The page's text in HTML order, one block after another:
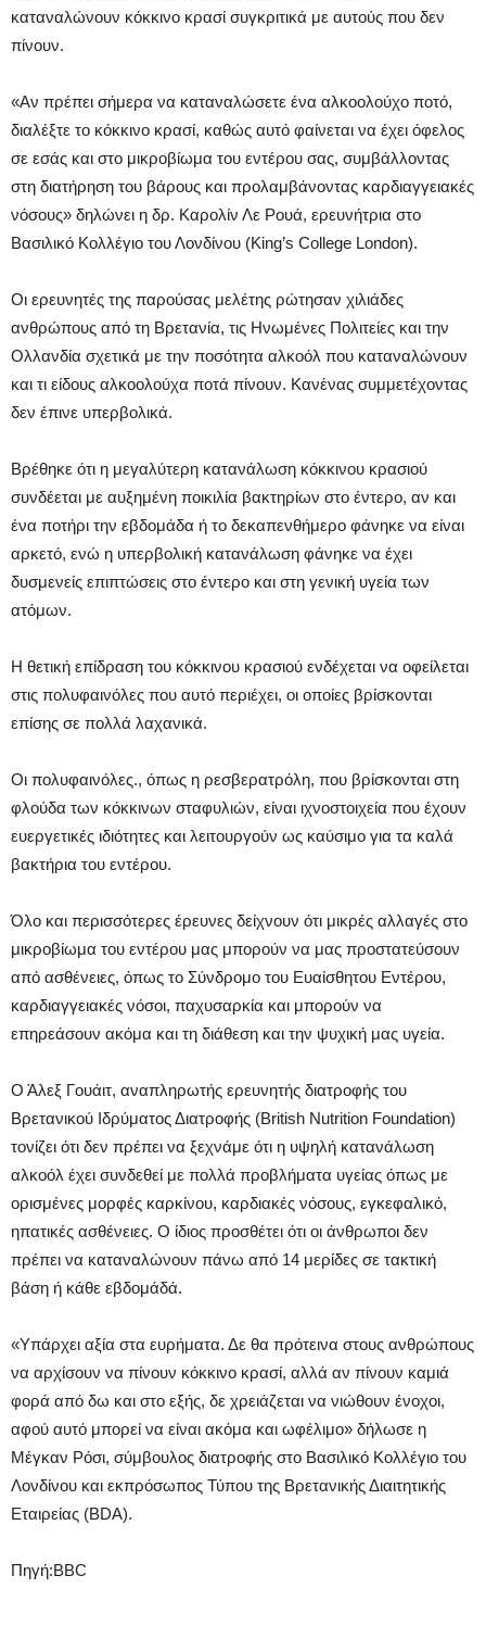
καταναλώνουν κόκκινο κρασί συγκριτικά με αυτούς που δεν
πίνουν.
«Αν πρέπει σήμερα να καταναλώσετε ένα αλκοολούχο ποτό,
διαλέξτε το κόκκινο κρασί, καθώς αυτό φαίνεται να έχει όφελος
σε εσάς και στο μικροβίωμα του εντέρου σας, συμβάλλοντας
στη διατήρηση του βάρους και προλαμβάνοντας καρδιαγγειακές
νόσους» δηλώνει η δρ. Καρολίν Λε Ρουά, ερευνήτρια στο
Βασιλικό Κολλέγιο του Λονδίνου (King’s College London).
Οι ερευνητές της παρούσας μελέτης ρώτησαν χιλιάδες
ανθρώπους από τη Βρετανία, τις Ηνωμένες Πολιτείες και την
Ολλανδία σχετικά με την ποσότητα αλκοόλ που καταναλώνουν
και τι είδους αλκοολούχα ποτά πίνουν. Κανένας συμμετέχοντας
δεν έπινε υπερβολικά.
Βρέθηκε ότι η μεγαλύτερη κατανάλωση κόκκινου κρασιού
συνδέεται με αυξημένη ποικιλία βακτηρίων στο έντερο, αν και
ένα ποτήρι την εβδομάδα ή το δεκαπενθήμερο φάνηκε να είναι
αρκετό, ενώ η υπερβολική κατανάλωση φάνηκε να έχει
δυσμενείς επιπτώσεις στο έντερο και στη γενική υγεία των
ατόμων.
Η θετική επίδραση του κόκκινου κρασιού ενδέχεται να οφείλεται
στις πολυφαινόλες που αυτό περιέχει, οι οποίες βρίσκονται
επίσης σε πολλά λαχανικά.
Οι πολυφαινόλες., όπως η ρεσβερατρόλη, που βρίσκονται στη
φλούδα των κόκκινων σταφυλιών, είναι ιχνοστοιχεία που έχουν
ευεργετικές ιδιότητες και λειτουργούν ως καύσιμο για τα καλά
βακτήρια του εντέρου.
Όλο και περισσότερες έρευνες δείχνουν ότι μικρές αλλαγές στο
μικροβίωμα του εντέρου μας μπορούν να μας προστατεύσουν
από ασθένειες, όπως το Σύνδρομο του Ευαίσθητου Εντέρου,
καρδιαγγειακές νόσοι, παχυσαρκία και μπορούν να
επηρεάσουν ακόμα και τη διάθεση και την ψυχική μας υγεία.
Ο Άλεξ Γουάιτ, αναπληρωτής ερευνητής διατροφής του
Βρετανικού Ιδρύματος Διατροφής (British Nutrition Foundation)
τονίζει ότι δεν πρέπει να ξεχνάμε ότι η υψηλή κατανάλωση
αλκοόλ έχει συνδεθεί με πολλά προβλήματα υγείας όπως με
ορισμένες μορφές καρκίνου, καρδιακές νόσους, εγκεφαλικό,
ηπατικές ασθένειες. Ο ίδιος προσθέτει ότι οι άνθρωποι δεν
πρέπει να καταναλώνουν πάνω από 14 μερίδες σε τακτική
βάση ή κάθε εβδομάδά.
«Υπάρχει αξία στα ευρήματα. Δε θα πρότεινα στους ανθρώπους
να αρχίσουν να πίνουν κόκκινο κρασί, αλλά αν πίνουν καμιά
φορά από δω και στο εξής, δε χρειάζεται να νιώθουν ένοχοι,
αφού αυτό μπορεί να είναι ακόμα και ωφέλιμο» δήλωσε η
Μέγκαν Ρόσι, σύμβουλος διατροφής στο Βασιλικό Κολλέγιο του
Λονδίνου και εκπρόσωπος Τύπου της Βρετανικής Διαιτητικής
Εταιρείας (BDA).
Πηγή:BBC